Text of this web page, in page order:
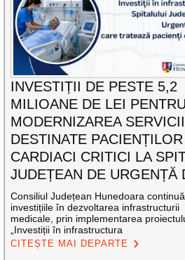
INVESTIȚII DE PESTE 5,2
MILIOANE DE LEI PENTRU
MODERNIZAREA
DESTINATE PACIENȚILOR
CARDIACI CRITICI LA
JUDEȚEAN DE URGENȚĂ
Consiliul Județean Hunedoara continuă
investițiile în dezvoltarea infrastructurii
medicale, prin implementarea
„Investiții în infrastructura
CITEȘTE MAI DEPARTE